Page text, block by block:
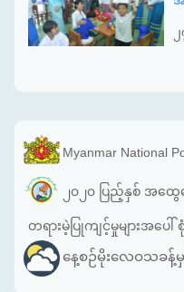
Myanmar National
၂၀၂၀ ပြည့်နှစ် အထွ
တရားမဲ့ပြုကျင့်မှုများအပေါ်
နေ့စဉ်မိုးလေဝသခန့်မှ